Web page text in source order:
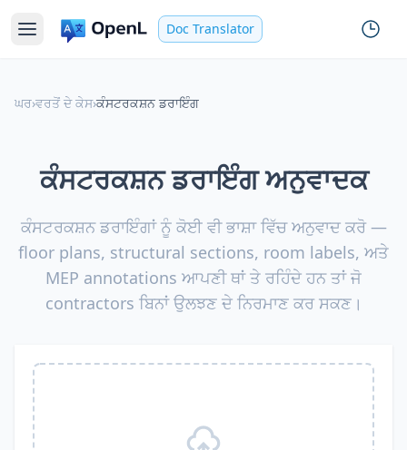
Doc Translator
ਘਰ›ਵਰਤੋਂ ਦੇ ਕੇਸ›ਕੰਸਟਰਕਸ਼ਨ ਡਰਾਇੰਗ
ਕੰਸਟਰਕਸ਼ਨ ਡਰਾਇੰਗ ਅਨੁਵਾਦਕ
ਕੰਸਟਰਕਸ਼ਨ ਡਰਾਇੰਗਾਂ ਨੂੰ ਕੋਈ ਵੀ ਭਾਸ਼ਾ ਵਿੱਚ ਅਨੁਵਾਦ ਕਰੋ —
floor plans, structural sections, room labels, ਅਤੇ
MEP annotations ਆਪਣੀ ਥਾਂ ਤੇ ਰਹਿੰਦੇ ਹਨ ਤਾਂ ਜੋ
contractors ਬਿਨਾਂ ਉਲਝਣ ਦੇ ਨਿਰਮਾਣ ਕਰ ਸਕਣ।